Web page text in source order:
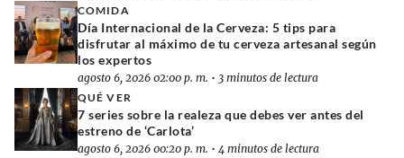
COMIDA
Día Internacional de la Cerveza: 5 tips para
disfrutar al máximo de tu cerveza artesanal según
los expertos
agosto 6, 2026 02:00 p. m. • 3 minutos de lectura
QUÉ VER
7 series sobre la realeza que debes ver antes del
estreno de ‘Carlota’
agosto 6, 2026 00:20 p. m. • 4 minutos de lectura